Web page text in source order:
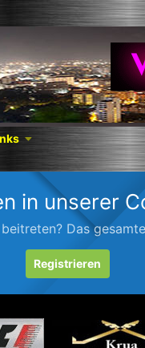
in unserer
Das
Registrieren